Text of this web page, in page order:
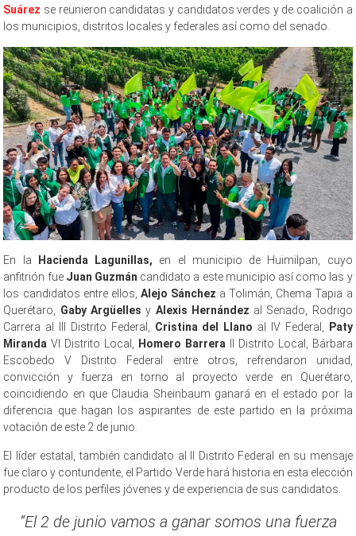
Suárez se reunieron candidatas y candidatos verdes y de coalición a
los municipios, distritos locales y federales así como del senado.
En la Hacienda Lagunillas, en el municipio de Huimilpan, cuyo
anfitrión fue Juan Guzmán candidato a este municipio así como las y
los candidatos entre ellos, Alejo Sánchez a Tolimán, Chema Tapia a
Querétaro,
Gaby Argüelles y Alexis Hernández al Senado, Rodrigo
Carrera al III Distrito Federal, Cristina del Llano al IV Federal,
Paty
Miranda VI Distrito Local, Homero Barrera II Distrito Local, Bárbara
Escobedo V Distrito Federal entre otros, refrendaron unidad,
convicción y fuerza en torno al proyecto verde en Querétaro,
coincidiendo en que Claudia Sheinbaum ganará en el estado por la
diferencia que hagan los aspirantes de este partido en la próxima
votación de este 2 de junio.
El líder estatal, también candidato al II Distrito Federal en su mensaje
fue claro y contundente, el Partido Verde hará historia en esta elección
producto de los perfiles jóvenes y de experiencia de sus candidatos.
“El 2 de junio vamos a ganar somos una fuerza